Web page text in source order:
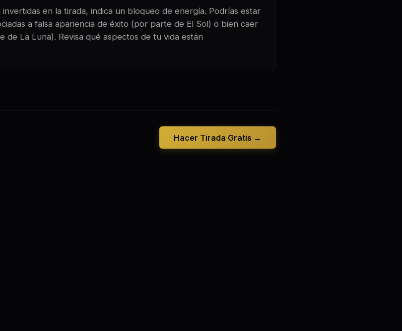
en la tirada, indica un bloqueo de energía. Podrías estar
a falsa apariencia de éxito (por parte de El Sol) o bien caer
de La Luna). Revisa qué aspectos de tu vida están
Hacer Tirada Gratis →